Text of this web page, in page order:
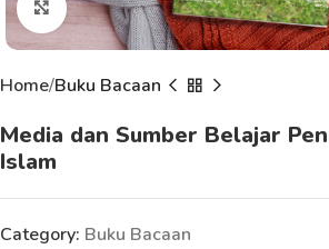
Click to enlarge
Home Buku Bacaan
Media dan Sumber Belajar
Islam
Category: Buku Bacaan